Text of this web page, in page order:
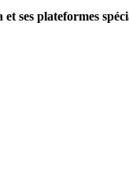
ses plateformes